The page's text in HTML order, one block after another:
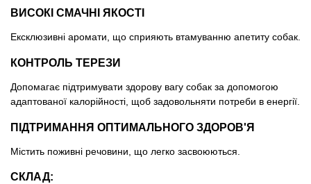
ВИСОКІ СМАЧНІ ЯКОСТІ
Ексклюзивні аромати, що сприяють втамуванню апетиту собак.
КОНТРОЛЬ ТЕРЕЗИ
Допомагає підтримувати здорову вагу собак за допомогою
адаптованої калорійності, щоб задовольняти потреби в енергії.
ПІДТРИМАННЯ ОПТИМАЛЬНОГО ЗДОРОВ'Я
Містить поживні речовини, що легко засвоюються.
СКЛАД:
Популярні зоотоварі
Архів / Знято з виробництва